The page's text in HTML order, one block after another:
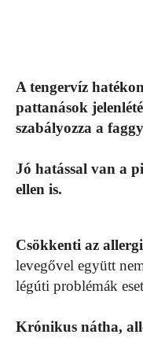
A tengervíz
pattanások
szabályozza a
Jó hatással van a
ellen is.
Csökkenti az
levegővel együtt
légúti problémák
Krónikus nátha,